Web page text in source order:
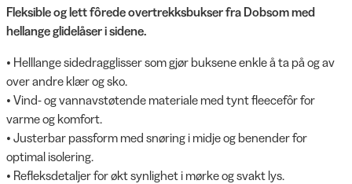
Fleksible og lett fôrede overtrekksbukser fra Dobsom med
hellange glidelåser i sidene.
• Helllange sidedragglisser som gjør buksene enkle å ta på og av
over andre klær og sko.
• Vind- og vannavstøtende materiale med tynt fleecefôr for
varme og komfort.
• Justerbar passform med snøring i midje og benender for
optimal isolering.
• Refleksdetaljer for økt synlighet i mørke og svakt lys.